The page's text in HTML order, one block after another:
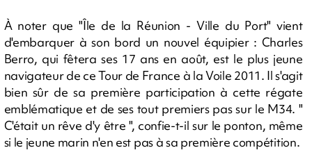
À noter que "Île de la Réunion - Ville du Port" vient
d'embarquer à son bord un nouvel équipier : Charles
Berro, qui fêtera ses 17 ans en août, est le plus jeune
navigateur de ce Tour de France à la Voile 2011. Il s'agit
bien sûr de sa première participation à cette régate
emblématique et de ses tout premiers pas sur le M34. "
C'était un rêve d'y être ", confie-t-il sur le ponton, même
si le jeune marin n'en est pas à sa première compétition.